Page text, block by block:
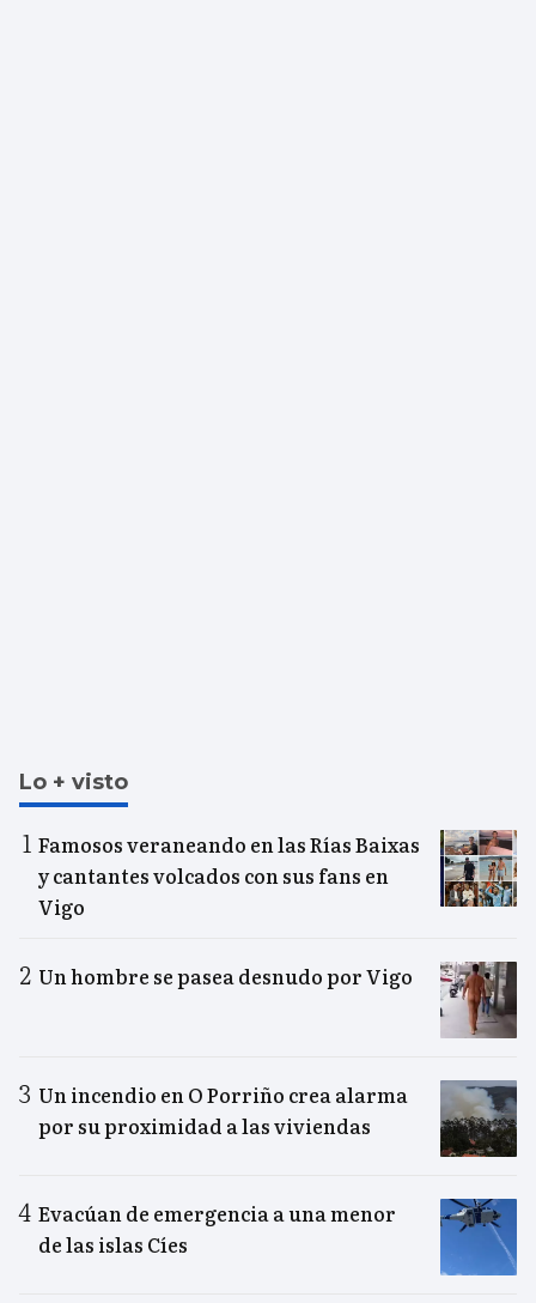
Lo + visto
Famosos veraneando en las Rías Baixas
y cantantes volcados con sus fans en
Vigo
Un hombre se pasea desnudo por Vigo
Un incendio en O Porriño crea alarma
por su proximidad a las viviendas
Evacúan de emergencia a una menor
de las islas Cíes